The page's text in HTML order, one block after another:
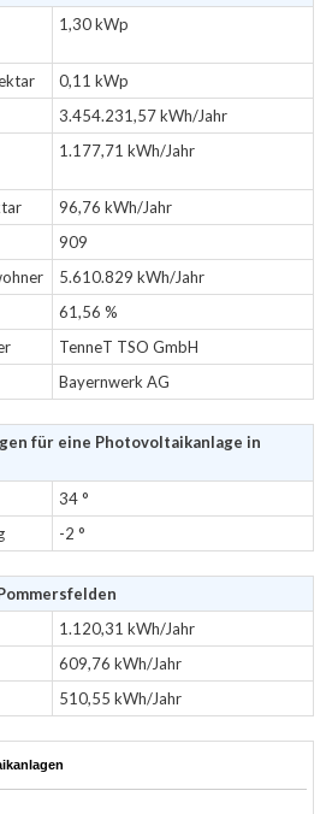
1,30 kWp
0,11 kWp
3.454.231,57 kWh/Jahr
1.177,71 kWh/Jahr
96,76 kWh/Jahr
909
5.610.829 kWh/Jahr
61,56 %
TenneT TSO GmbH
Bayernwerk AG
für eine Photovoltaikanlage in
34 °
-2 °
1.120,31 kWh/Jahr
609,76 kWh/Jahr
510,55 kWh/Jahr